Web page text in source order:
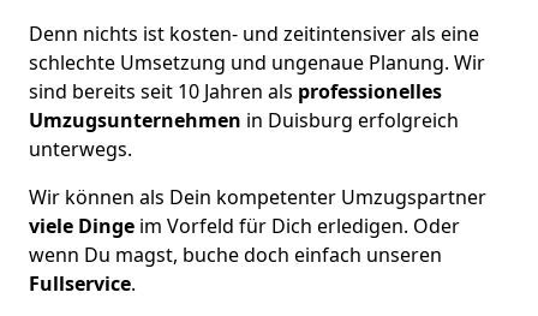
Denn nichts ist kosten- und zeitintensiver als eine
schlechte Umsetzung und ungenaue Planung. Wir
sind bereits seit 10 Jahren als professionelles
Umzugsunternehmen in Duisburg erfolgreich
unterwegs.
Wir können als Dein kompetenter Umzugspartner
viele Dinge im Vorfeld für Dich erledigen. Oder
wenn Du magst, buche doch einfach unseren
Fullservice.